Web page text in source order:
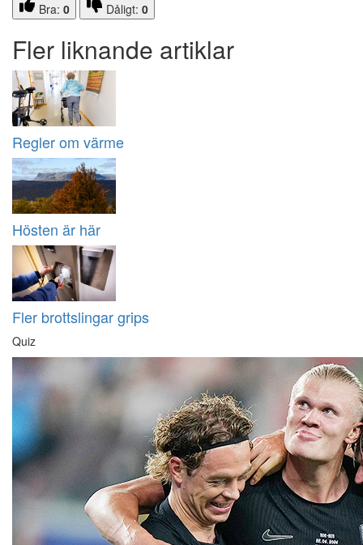
Bra: 0 Dåligt: 0
Fler liknande artiklar
Regler om värme
Hösten är här
Fler brottslingar grips
Quiz